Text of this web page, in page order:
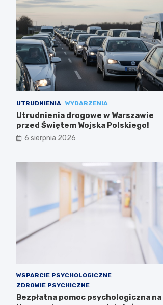
UTRUDNIENIA WYDARZENIA
Utrudnienia drogowe w Warszawie
przed Świętem Wojska Polskiego!
6 sierpnia 2026
WSPARCIE PSYCHOLOGICZNE
ZDROWIE PSYCHICZNE
Bezpłatna pomoc psychologiczna na